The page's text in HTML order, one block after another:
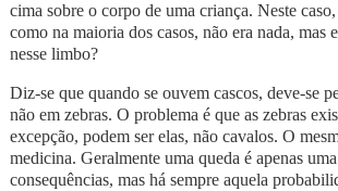
cima sobre o corpo de uma criança. Neste
como na maioria dos casos, não era nada, mas
nesse limbo?
Diz-se que quando se ouvem cascos, deve-se
não em zebras. O problema é que as zebras
excepção, podem ser elas, não cavalos. O
medicina. Geralmente uma queda é apenas
consequências, mas há sempre aquela